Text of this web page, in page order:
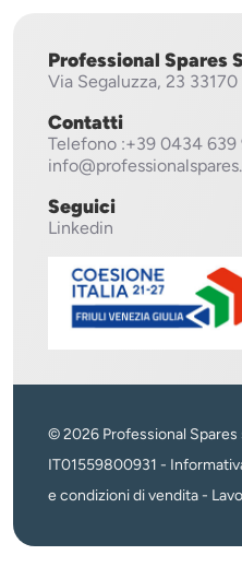
Professional Spares
Via Segaluzza, 23
Contatti
Telefono :+39 0434 639
Seguici
Linkedin
© 2026 Professional Spares
IT01559800931 -
e condizioni di vendita-